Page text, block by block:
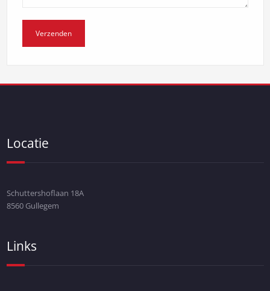
Locatie
Schuttershoflaan 18A
8560 Gullegem
Links